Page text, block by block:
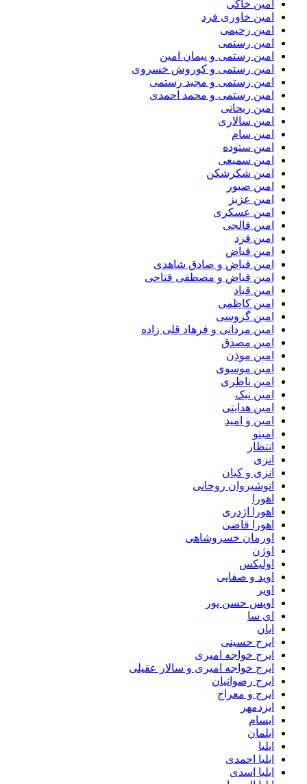
امین خاکی
امین خاوری فرد
امین رحیمی
امین رستمی
امین رستمی و پیمان امین
امین رستمی و کوروش خسروی
امین رستمی و مجید رستمی
امین رستمی و محمد احمدی
امین ریحانی
امین سالاری
امین سام
امین ستوده
امین سمیعی
امین شکرشکن
امین صبور
امین عزیز
امین عسکری
امین فالجی
امین فرد
امین فیاض
امین فیاض و صادق شاهدی
امین فیاض و مصطفی فتاحی
امین قباد
امین کاظمی
امین گروسی
امین مردانی و فرهاد قلی زاده
امین مصدق
امین موذن
امین موسوی
امین ناظری
امین نیک
امین هدایتی
امین و امید
امینو
انتظار
انزی
انزی و کیان
انوشیروان روحانی
اهورا
اهورا اژدری
اهورا قاضی
اورمان خسروشاهی
اوژن
اولیکس
اوید و صفایی
اویر
اویس حسن پور
ای سا
ایان
ایرج حسینی
ایرج خواجه امیری
ایرج خواجه امیری و سالار عقیلی
ایرج رضوانیان
ایرج و معراج
ایزدمهر
ایسام
ایلمان
ایلیا
ایلیا احمدی
ایلیا اسدی